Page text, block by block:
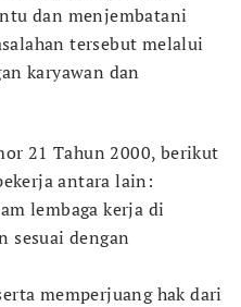
dan menjembatani
tersebut melalui
karyawan dan
21 Tahun 2000, berikut
antara lain:
lembaga kerja di
sesuai dengan
memperjuang hak dari